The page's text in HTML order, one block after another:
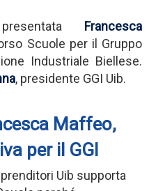
Francesca
Scuole per il Gruppo
Industriale Biellese.
, presidente GGI Uib.
Maffeo,
per il GGI
Uib supporta